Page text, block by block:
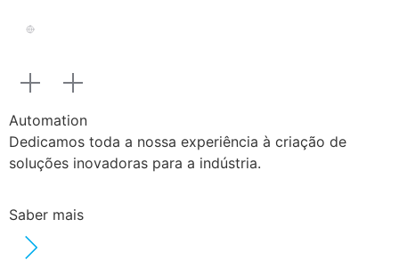
Automation
Dedicamos toda a nossa experiência à criação de
soluções inovadoras para a indústria.
Saber mais